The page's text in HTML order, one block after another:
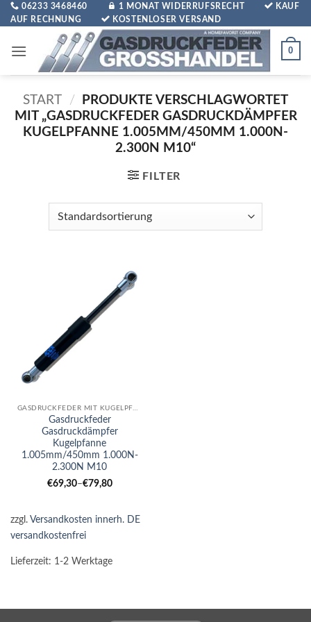
Zum
Inhalt
06233 3468460 1 MONAT WIDERRUFSRECHT
KAUF
AUF RECHNUNG
KOSTENLOSER VERSAND
0
START /
PRODUKTE VERSCHLAGWORTET
MIT „GASDRUCKFEDER GASDRUCKDÄMPFER
KUGELPFANNE 1.005MM/450MM 1.000N-
2.300N M10“
FILTER
GASDRUCKFEDER MIT KUGELPFANNE
Gasdruckfeder
Gasdruckdämpfer
Kugelpfanne
1.005mm/450mm 1.000N-
2.300N M10
€69,30–€79,80
zzgl. Versandkosten innerh. DE
versandkostenfrei
Lieferzeit: 1-2 Werktage